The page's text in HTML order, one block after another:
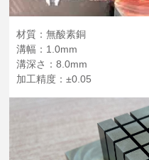
材質：無酸素銅
溝幅：1.0mm
溝深さ：8.0mm
加工精度：±0.05